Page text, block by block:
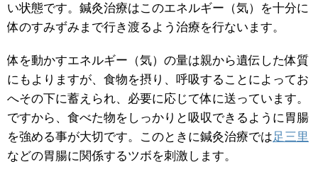
い状態です。鍼灸治療はこのエネルギー（気）を十分に
体のすみずみまで行き渡るよう治療を行ないます。
体を動かすエネルギー（気）の量は親から遺伝した体質
にもよりますが、食物を摂り、呼吸することによってお
へその下に蓄えられ、必要に応じて体に送っています。
ですから、食べた物をしっかりと吸収できるように胃腸
を強める事が大切です。このときに鍼灸治療では足三里
などの胃腸に関係するツボを刺激します。